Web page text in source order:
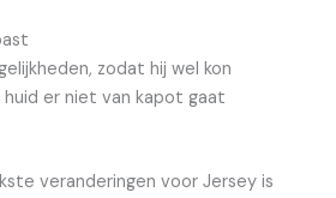
zodat hij wel kon
huid er niet van kapot gaat
veranderingen voor Jersey is